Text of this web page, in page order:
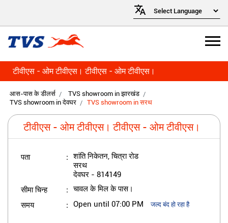
टीवीएस - ओम टीवीएस। टीवीएस - ओम टीवीएस।
आस-पास के डीलर्स
TVS showroom in झारखंड
TVS showroom in देवघर
TVS showroom in सरथ
टीवीएस - ओम टीवीएस। टीवीएस - ओम टीवीएस।
पता
शांति निकेतन, चित्रा रोड
सरथ
देवघर - 814149
सीमा चिन्ह चावल के मिल के पास।
समय Open until 07:00 PM जल्द बंद हो रहा है